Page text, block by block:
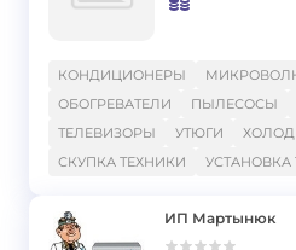
КОНДИЦИОНЕРЫ
ОБОГРЕВАТЕЛИ
ПЫЛЕСОСЫ
ТЕЛЕВИЗОРЫ
УТЮГИ
СКУПКА ТЕХНИКИ
УСТАНОВКА
ИП Мартынюк